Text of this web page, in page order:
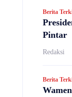
Berita
Pintar
Redaksi
Berita